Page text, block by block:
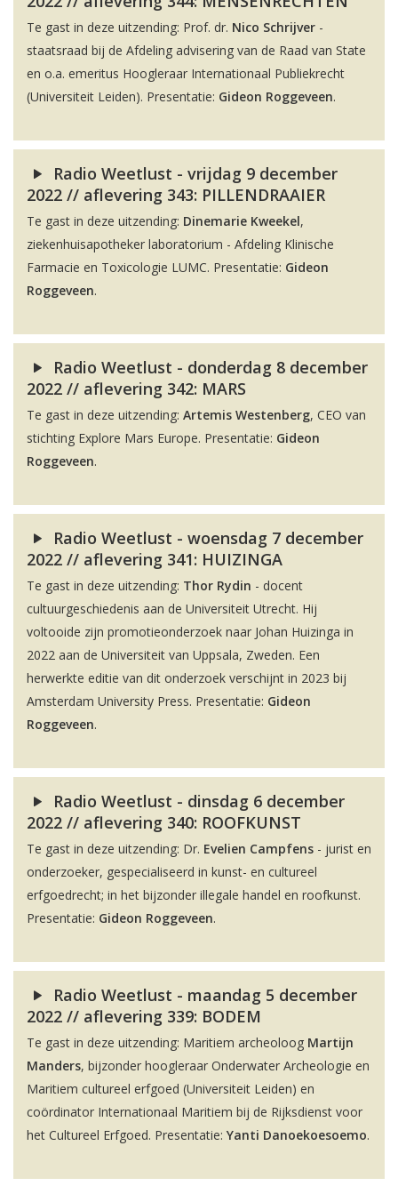
Te gast in deze uitzending: Prof. dr. Nico Schrijver -
staatsraad bij de Afdeling advisering van de Raad van State
en o.a. emeritus Hoogleraar Internationaal Publiekrecht
(Universiteit Leiden). Presentatie: Gideon Roggeveen.
Radio Weetlust - vrijdag 9 december
2022 // aflevering 343: PILLENDRAAIER
Te gast in deze uitzending: Dinemarie Kweekel,
ziekenhuisapotheker laboratorium - Afdeling Klinische
Farmacie en Toxicologie LUMC. Presentatie: Gideon
Roggeveen.
Radio Weetlust - donderdag 8 december
2022 // aflevering 342: MARS
Te gast in deze uitzending: Artemis Westenberg, CEO van
stichting Explore Mars Europe. Presentatie: Gideon
Roggeveen.
Radio Weetlust - woensdag 7 december
2022 // aflevering 341: HUIZINGA
Te gast in deze uitzending: Thor Rydin - docent
cultuurgeschiedenis aan de Universiteit Utrecht. Hij
voltooide zijn promotieonderzoek naar Johan Huizinga in
2022 aan de Universiteit van Uppsala, Zweden. Een
herwerkte editie van dit onderzoek verschijnt in 2023 bij
Amsterdam University Press. Presentatie: Gideon
Roggeveen.
Radio Weetlust - dinsdag 6 december
2022 // aflevering 340: ROOFKUNST
Te gast in deze uitzending: Dr. Evelien Campfens - jurist en
onderzoeker, gespecialiseerd in kunst- en cultureel
erfgoedrecht; in het bijzonder illegale handel en roofkunst.
Presentatie: Gideon Roggeveen.
Radio Weetlust - maandag 5 december
2022 // aflevering 339: BODEM
Te gast in deze uitzending: Maritiem archeoloog Martijn
Manders, bijzonder hoogleraar Onderwater Archeologie en
Maritiem cultureel erfgoed (Universiteit Leiden) en
coördinator Internationaal Maritiem bij de Rijksdienst voor
het Cultureel Erfgoed. Presentatie: Yanti Danoekoesoemo.